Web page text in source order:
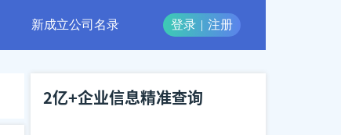
新成立公司名录 登录 | 注册
2亿+企业信息精准查询